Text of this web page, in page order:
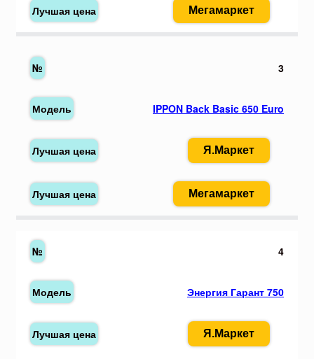
Мегамаркет
3
IPPON Back Basic 650 Euro
Я.Маркет
Мегамаркет
4
Энергия Гарант 750
Я.Маркет